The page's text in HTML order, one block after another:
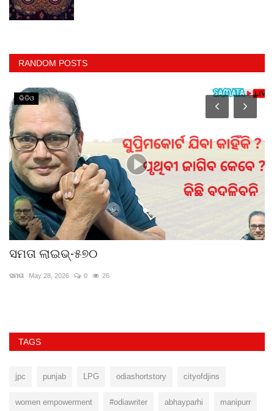
RANDOM POSTS
ଭିଡିଓ
ସମତା ଲାଇଭ୍-୫୭୦
ସମତା May 28, 2026 0 26
TAGS
jpc punjab LPG odiashortstory cityofdjins
women empowerment #odiawriter abhayparhi manipurr